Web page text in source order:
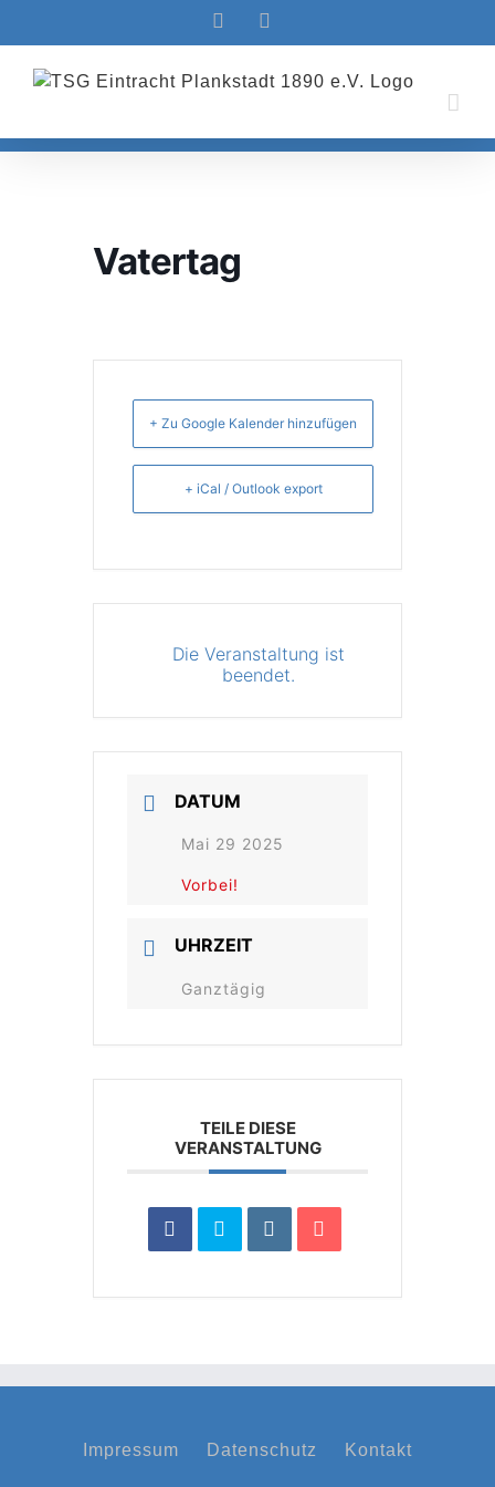
springen
Facebook
Vatertag
+ Zu Google Kalender hinzufügen
+ iCal / Outlook export
Die Veranstaltung ist
beendet.
DATUM
Mai 29 2025
Vorbei!
UHRZEIT
Ganztägig
TEILE DIESE
VERANSTALTUNG
Impressum Datenschutz Kontakt